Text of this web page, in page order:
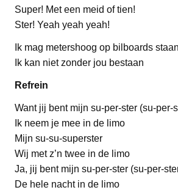
Super! Met een meid of tien!
Ster! Yeah yeah yeah!
Ik mag metershoog op bilboards staan
Ik kan niet zonder jou bestaan
Refrein
Want jij bent mijn su-per-ster (su-per-
Ik neem je mee in de limo
Mijn su-su-superster
Wij met z’n twee in de limo
Ja, jij bent mijn su-per-ster (su-per-
De hele nacht in de limo